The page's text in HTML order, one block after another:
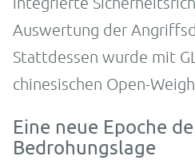
Auswertung der
Stattdessen wurde mit
chinesischen Open-
Eine neue Epoche
Bedrohungslage